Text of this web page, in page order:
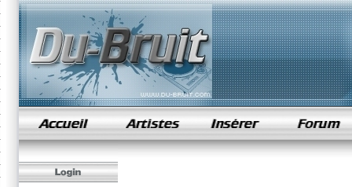
samples de rap